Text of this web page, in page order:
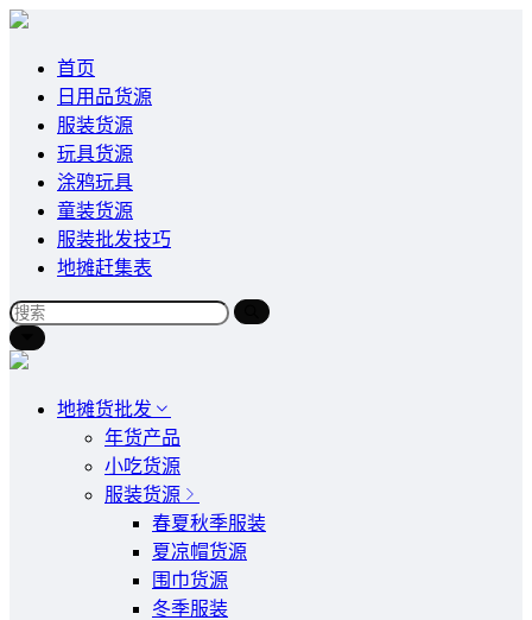
首页
日用品货源
服装货源
玩具货源
涂鸦玩具
童装货源
服装批发技巧
地摊赶集表
地摊货批发
年货产品
小吃货源
服装货源
春夏秋季服装
夏凉帽货源
围巾货源
冬季服装